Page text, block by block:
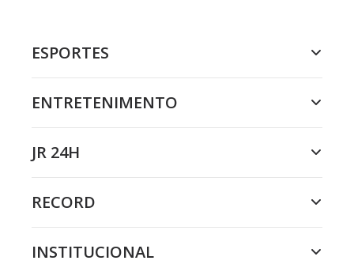
ESPORTES
ENTRETENIMENTO
JR 24H
RECORD
INSTITUCIONAL